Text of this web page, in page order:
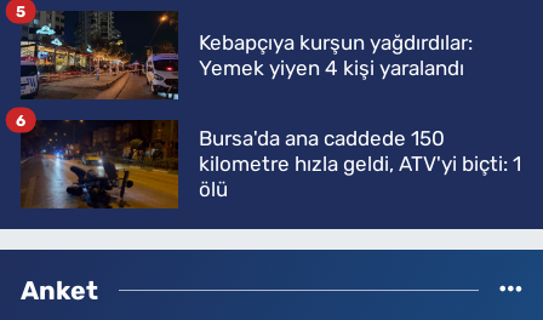
Kebapçıya kurşun yağdırdılar:
Yemek yiyen 4 kişi yaralandı
5
Bursa'da ana caddede 150
kilometre hızla geldi, ATV'yi biçti: 1
ölü
6
Anket